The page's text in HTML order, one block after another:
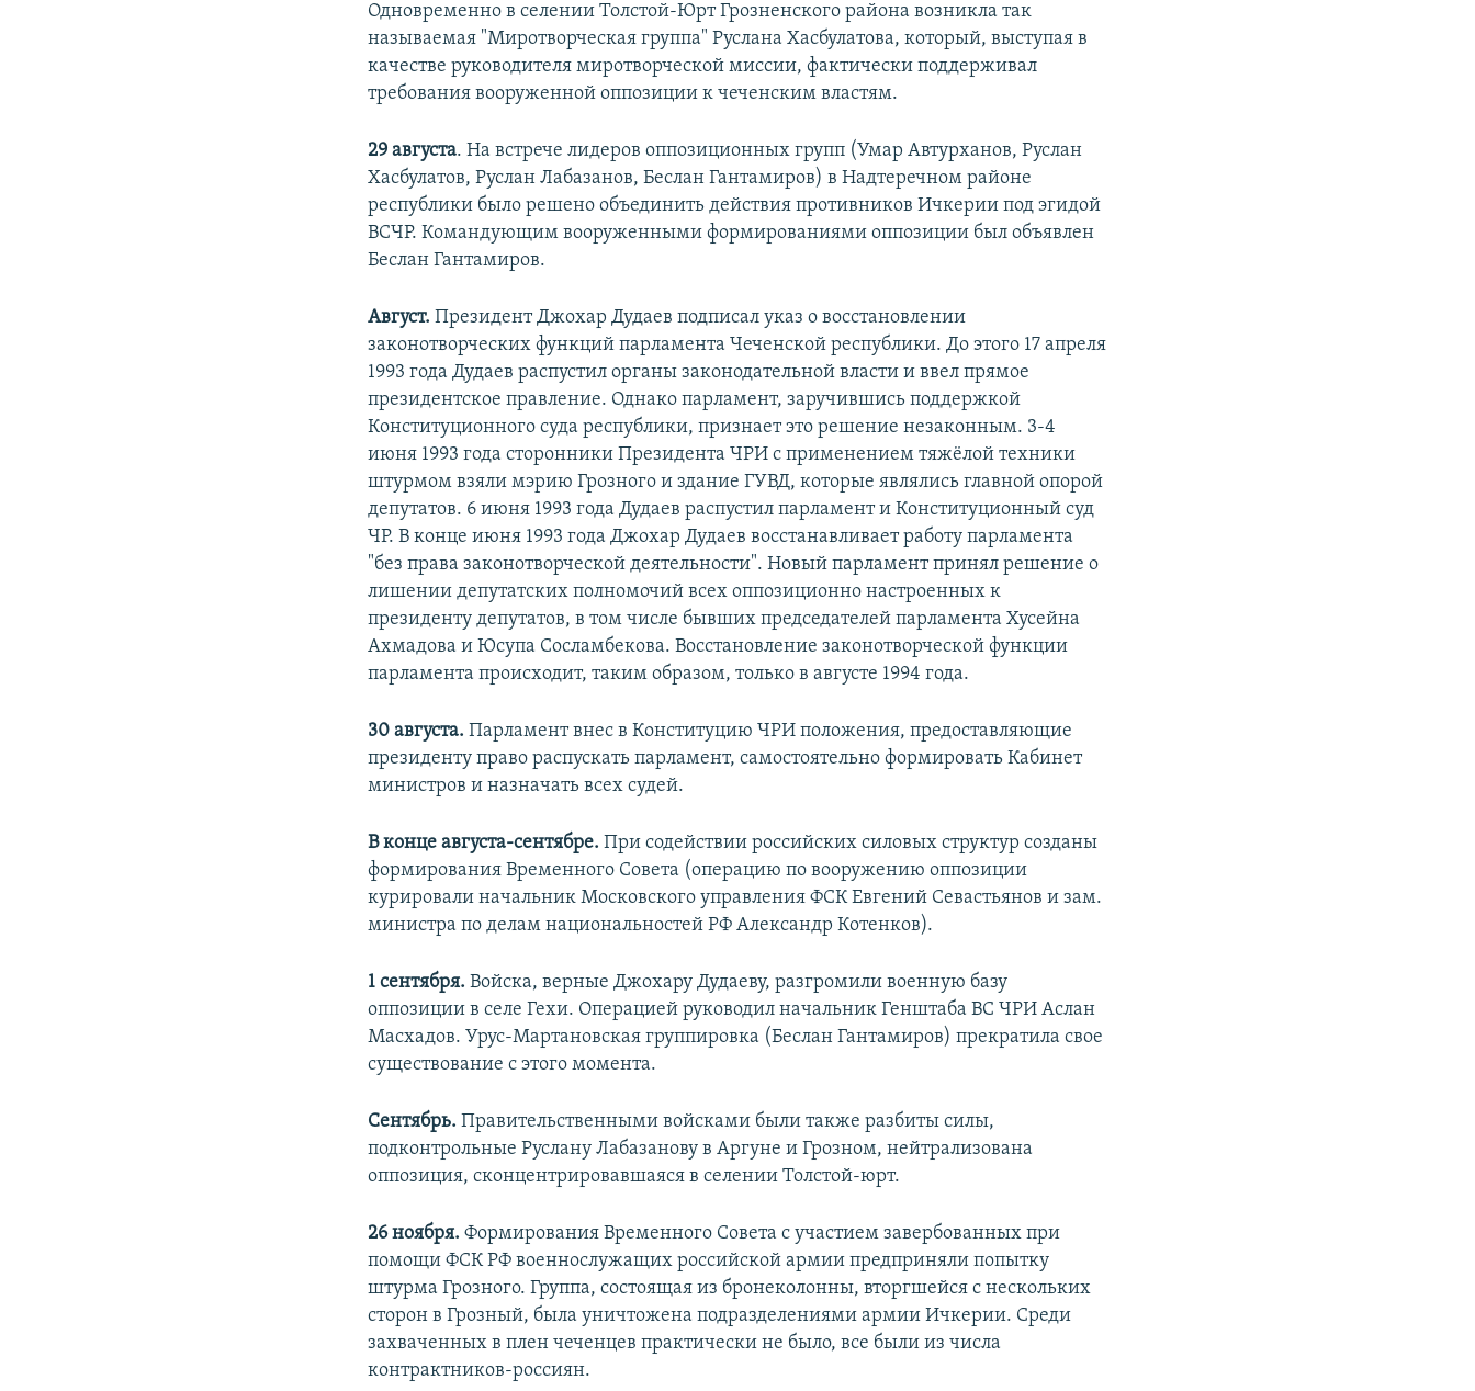
Одновременно в селении Толстой-Юрт Грозненского района возникла так
называемая "Миротворческая группа" Руслана Хасбулатова, который, выступая в
качестве руководителя миротворческой миссии, фактически поддерживал
требования вооруженной оппозиции к чеченским властям.
29 августа. На встрече лидеров оппозиционных групп (Умар Автурханов, Руслан
Хасбулатов, Руслан Лабазанов, Беслан Гантамиров) в Надтеречном районе
республики было решено объединить действия противников Ичкерии под эгидой
ВСЧР. Командующим вооруженными формированиями оппозиции был объявлен
Беслан Гантамиров.
Август. Президент Джохар Дудаев подписал указ о восстановлении
законотворческих функций парламента Чеченской республики. До этого 17 апреля
1993 года Дудаев распустил органы законодательной власти и ввел прямое
президентское правление. Однако парламент, заручившись поддержкой
Конституционного суда республики, признает это решение незаконным. 3-4
июня 1993 года сторонники Президента ЧРИ с применением тяжёлой техники
штурмом взяли мэрию Грозного и здание ГУВД, которые являлись главной опорой
депутатов. 6 июня 1993 года Дудаев распустил парламент и Конституционный суд
ЧР. В конце июня 1993 года Джохар Дудаев восстанавливает работу парламента
"без права законотворческой деятельности". Новый парламент принял решение о
лишении депутатских полномочий всех оппозиционно настроенных к
президенту депутатов, в том числе бывших председателей парламента Хусейна
Ахмадова и Юсупа Сосламбекова. Восстановление законотворческой функции
парламента происходит, таким образом, только в августе 1994 года.
30 августа. Парламент внес в Конституцию ЧРИ положения, предоставляющие
президенту право распускать парламент, самостоятельно формировать Кабинет
министров и назначать всех судей.
В конце августа-сентябре. При содействии российских силовых структур созданы
формирования Временного Совета (операцию по вооружению оппозиции
курировали начальник Московского управления ФСК Евгений Севастьянов и зам.
министра по делам национальностей РФ Александр Котенков).
1 сентября. Войска, верные Джохару Дудаеву, разгромили военную базу
оппозиции в селе Гехи. Операцией руководил начальник Генштаба ВС ЧРИ Аслан
Масхадов. Урус-Мартановская группировка (Беслан Гантамиров) прекратила свое
существование с этого момента.
Сентябрь. Правительственными войсками были также разбиты силы,
подконтрольные Руслану Лабазанову в Аргуне и Грозном, нейтрализована
оппозиция, сконцентрировавшаяся в селении Толстой-юрт.
26 ноября. Формирования Временного Совета с участием завербованных при
помощи ФСК РФ военнослужащих российской армии предприняли попытку
штурма Грозного. Группа, состоящая из бронеколонны, вторгшейся с нескольких
сторон в Грозный, была уничтожена подразделениями армии Ичкерии. Среди
захваченных в плен чеченцев практически не было, все были из числа
контрактников-россиян.